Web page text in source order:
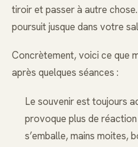
tiroir et passer à autre
poursuit jusque dans votre
Concrètement, voici ce que
après quelques séances :
Le souvenir est toujours
provoque plus de
s’emballe, mains moites,